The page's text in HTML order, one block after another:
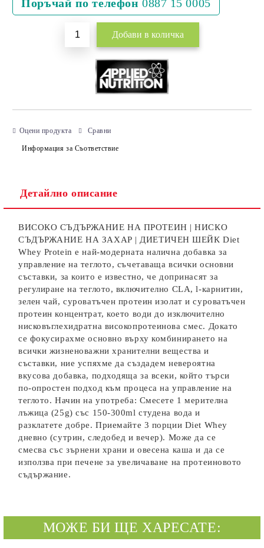
Поръчай по телефон 0887 15 0005
Оцени продукта Сравни
Информация за Съответствие
Детайлно описание
ВИСОКО СЪДЪРЖАНИЕ НА ПРОТЕИН | НИСКО
СЪДЪРЖАНИЕ НА ЗАХАР | ДИЕТИЧЕН ШЕЙК Diet
Whey Protein е най-модерната налична добавка за
управление на теглото, съчетаваща всички основни
съставки, за които е известно, че допринасят за
регулиране на теглото, включително CLA, l-карнитин,
зелен чай, суроватъчен протеин изолат и суроватъчен
протеин концентрат, което води до изключително
нисковъглехидратна високопротеинова смес. Докато
се фокусирахме основно върху комбинирането на
всички жизненоважни хранителни вещества и
съставки, ние успяхме да създадем невероятна
вкусова добавка, подходяща за всеки, който търси
по-опростен подход към процеса на управление на
теглото. Начин на употреба: Смесете 1 мерителна
лъжица (25g) със 150-300ml студена вода и
разклатете добре. Приемайте 3 порции Diet Whey
дневно (сутрин, следобед и вечер). Може да се
смесва със зърнени храни и овесена каша и да се
използва при печене за увеличаване на протеиновото
съдържание.
МОЖЕ БИ ЩЕ ХАРЕСАТЕ: